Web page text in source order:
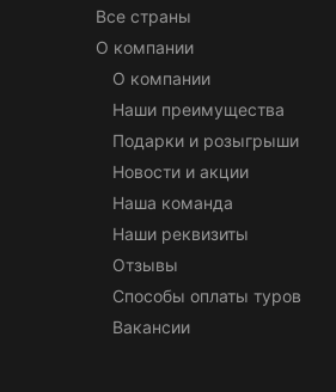
Все страны
О компании
О компании
Наши преимущества
Подарки и розыгрыши
Новости и акции
Наша команда
Наши реквизиты
Отзывы
Способы оплаты туров
Вакансии